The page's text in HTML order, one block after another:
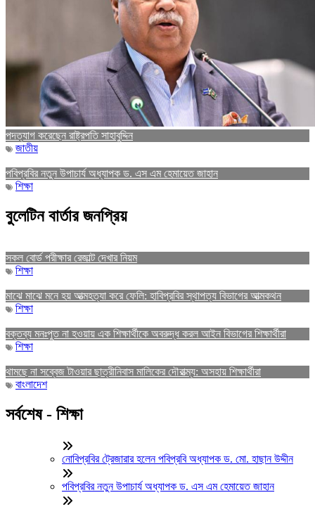
পদত্যাগ করেছেন রাষ্ট্রপতি সাহাবুদ্দিন
জাতীয়
পবিপ্রবির নতুন উপাচার্য অধ্যাপক ড. এস এম হেমায়েত জাহান
শিক্ষা
বুলেটিন বার্তার জনপ্রিয়
সকল বোর্ড পরীক্ষার রেজাল্ট দেখার নিয়ম
শিক্ষা
মাঝে মাঝে মনে হয় আত্মহত্যা করে ফেলি: হাবিপ্রবির স্থাপত্য বিভাগের আত্মকথন
শিক্ষা
বক্তব্য মনঃপুত না হওয়ায় এক শিক্ষার্থীকে অবরুদ্ধ করল আইন বিভাগের শিক্ষার্থীরা
শিক্ষা
থামছে না সব্বেজ টাওয়ার ছাত্রীনিবাস মালিকের দৌরাত্ম্য: অসহায় শিক্ষার্থীরা
বাংলাদেশ
সর্বশেষ - শিক্ষা
নোবিপ্রবির ট্রেজারার হলেন পবিপ্রবি অধ্যাপক ড. মো. হাছান উদ্দীন
পবিপ্রবির নতুন উপাচার্য অধ্যাপক ড. এস এম হেমায়েত জাহান